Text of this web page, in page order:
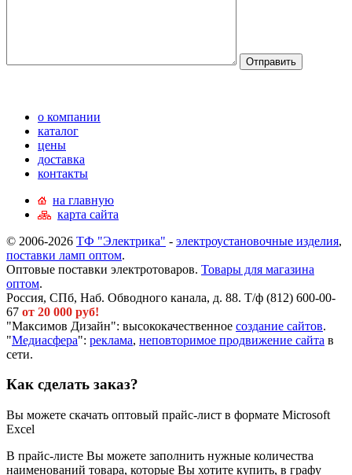
о компании
каталог
цены
доставка
контакты
на главную
карта сайта
© 2006-2026 ТФ "Электрика" - электроустановочные изделия,
поставки ламп оптом.
Оптовые поставки электротоваров. Товары для магазина
оптом.
Россия, СПб, Наб. Обводного канала, д. 88. Т/ф (812) 600-00-
67 от 20 000 руб!
"Максимов Дизайн": высококачественное создание сайтов.
"Медиасфера": реклама, неповторимое продвижение сайта в
сети.
Как сделать заказ?
Вы можете скачать оптовый прайс-лист в формате Microsoft
Excel
В прайс-листе Вы можете заполнить нужные количества
наименований товара, которые Вы хотите купить, в графу